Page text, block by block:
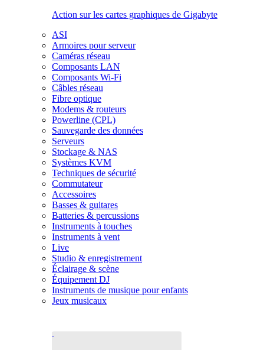
Action sur les cartes graphiques de Gigabyte
ASI
Armoires pour serveur
Caméras réseau
Composants LAN
Composants Wi-Fi
Câbles réseau
Fibre optique
Modems & routeurs
Powerline (CPL)
Sauvegarde des données
Serveurs
Stockage & NAS
Systèmes KVM
Techniques de sécurité
Commutateur
Accessoires
Basses & guitares
Batteries & percussions
Instruments à touches
Instruments à vent
Live
Studio & enregistrement
Éclairage & scène
Équipement DJ
Instruments de musique pour enfants
Jeux musicaux